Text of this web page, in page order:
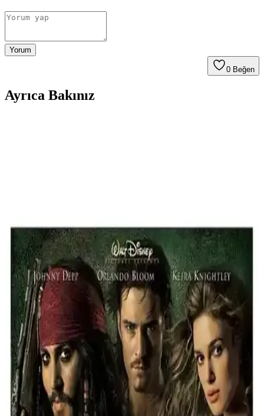
Yorum
0 Beğen
Ayrıca Bakınız
Yazar Şöhret Doğruyol Sağbaş'tan
Silgi Ruhu, çocuklar için tasarlanmış, fantastik ve eğlenceli bir
hikaye sunuyor. Hayal gücünü harekete geçiren, özgün anlatımıyla
dikkat çeken bu kitap, genç okuyuculara ilgi çekici bir deneyim
sağlar.
İndigo Kitap Karşılaştırması: Bul Beni ve Kalp
Muhafızı 2'nin Özellikleri ve Okuyucu Yorumları
Bu makalede Beyza Alkoç'un 'Bul Beni' ve 'Kalp Muhafızı 2'
kitaplarının özellikleri, kullanıcı yorumları ve karşılaştırması detaylı
şekilde inceleniyor.
Pirates Of Caribbean Siyah İnci'nin Laneti DVD
İncelemesi Yüksek Kalite Görüntü ve Ses
Özellikleriyle